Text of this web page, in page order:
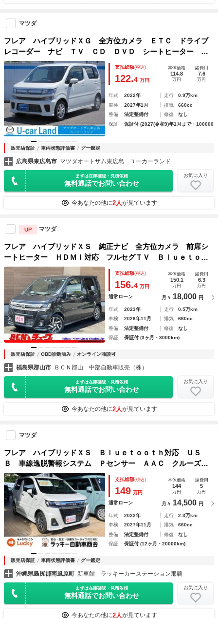
マツダ
フレア ハイブリッドＸＧ 全方位カメラ ＥＴＣ ドライブ
レコーダー ナビ ＴＶ ＣＤ ＤＶＤ シートヒーター ス
マートキー アルミホイール ベンチシート フルフラットシ
ート ドアバイザー ｂｌｕｅｔｏｏｔｈ接続 横滑り防止機
能
支払総額(税込)
122.4 万円
本体価格
114.8
万円
諸費用
7.6
万円
年式 2022年 走行
0.9万km
車検
2027年1月 排気
660cc
整備
法定整備付 修復
なし
保証
保証付 (2027(令和9)年1月まで・
販売店保証 車両状態評価書 グー鑑定
広島県東広島市 マツダオートザム東広島 ユーカーランド
まずは在庫確認・見積依頼
無料通話でお問い合わせ
お気に入り
今あなたの他に2人が見ています
UP マツダ
フレア ハイブリッドＸＳ 純正ナビ 全方位カメラ 前席シ
ートヒーター ＨＤＭＩ対応 フルセグＴＶ Ｂｌｕｅｔｏｏ
ｔｈ音楽 ＥＴＣ ＬＥＤヘッドライト 純正アルミ レーダ
ークルーズコントロール 禁煙車
支払総額(税込)
156.4 万円
本体価格
150.1
万円
諸費用
6.3
万円
通常ローン 月々 18,000 円
年式 2023年 走行
0.5万km
車検
2026年11月 排気
660cc
整備
法定整備付 修復
なし
保証
保証付 (3ヶ月・3000km)
販売店保証 OBD診断済み オンライン商談可
福島県郡山市 ＢＣＮ郡山 中部自動車販売（株）
まずは在庫確認・見積依頼
無料通話でお問い合わせ
お気に入り
今あなたの他に2人が見ています
マツダ
フレア ハイブリッドＸＳ Ｂｌｕｅｔｏｏｔｈ対応 ＵＳ
Ｂ 車線逸脱警報システム Ｐセンサー ＡＡＣ クルーズコ
ントロール ＤＶＤ フルセグ 横滑り防止装置 電動格納ミ
ラー スマートキー ＬＥＤヘッドランプ 運転席シートヒー
ター
支払総額(税込)
149 万円
本体価格
144
万円
諸費用
5
万円
通常ローン 月々 14,500 円
年式 2022年 走行
2.3万km
車検
2027年11月 排気
660cc
整備
法定整備付 修復
なし
保証
保証付 (12ヶ月・20000km)
販売店保証 車両状態評価書 グー鑑定
沖縄県島尻郡南風原町 新車館 ラッキーカーステーション那覇
まずは在庫確認・見積依頼
無料通話でお問い合わせ
お気に入り
今あなたの他に2人が見ています